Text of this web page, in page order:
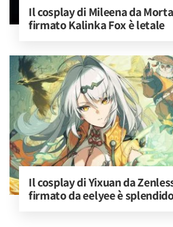
Il cosplay di Mileena da
firmato Kalinka Fox è letale
Il cosplay di Yixuan da
firmato da eelyee è